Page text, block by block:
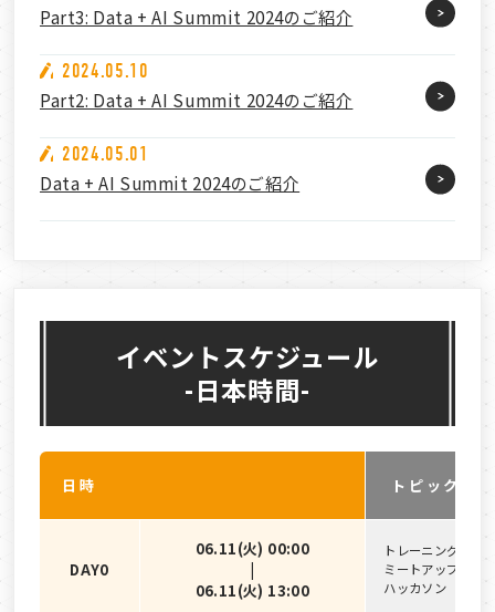
Part3: Data + AI Summit 2024のご紹介
2024.05.10
Part2: Data + AI Summit 2024のご紹介
2024.05.01
Data + AI Summit 2024のご紹介
イベントスケジュール
-日本時間-
日時 トピック
DAY0
06.11(火) 00:00
06.11(火) 13:00
トレーニングと認
ミートアップ
ハッカソン